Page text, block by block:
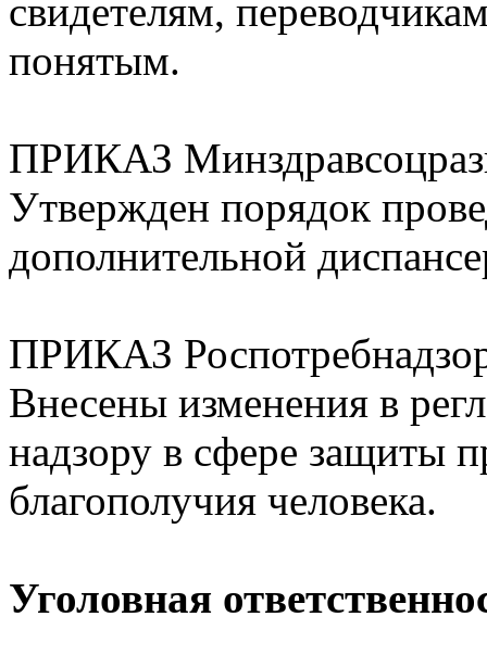
свидетелям,
понятым.
ПРИКАЗ
Утвержден порядок
дополнительной
ПРИКАЗ
Внесены изменения в
надзору в сфере защиты
благополучия человека.
Уголовная